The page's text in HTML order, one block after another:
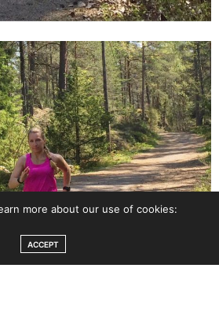
more about our use of cookies:
ACCEPT